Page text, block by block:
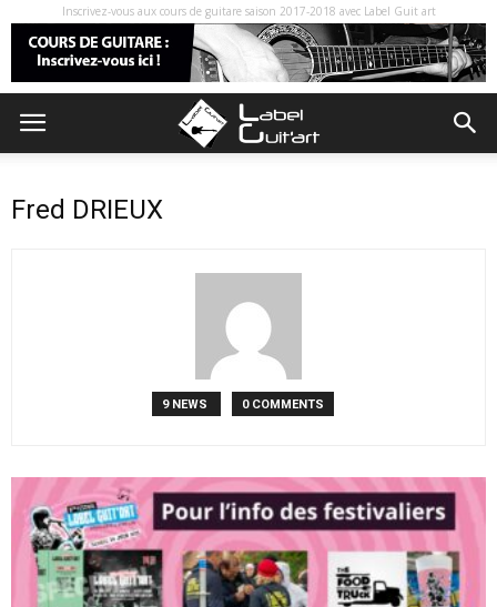
Inscrivez-vous aux cours de guitare saison 2017-2018 avec Label Guit art
Fred DRIEUX
9 NEWS 0 COMMENTS